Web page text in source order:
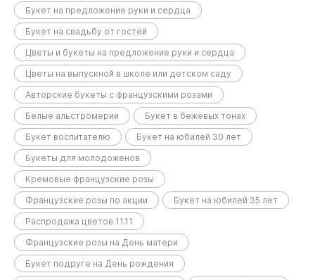
Букет на предложение руки и сердца
Букет на свадьбу от гостей
Цветы и букеты на предложение руки и сердца
Цветы на выпускной в школе или детском саду
Авторские букеты с французскими розами
Белые альстромерии
Букет в бежевых тонах
Букет воспитателю
Букет на юбилей 30 лет
Букеты для молодоженов
Кремовые французские розы
Французские розы по акции
Букет на юбилей 35 лет
Распродажа цветов 11.11
Французские розы на День матери
Букет подруге на День рождения